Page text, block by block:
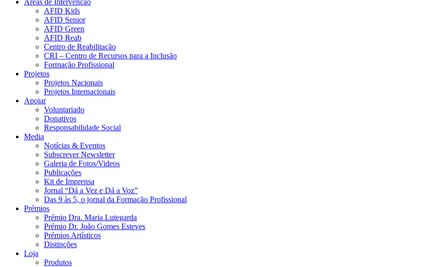
Áreas de Intervenção
AFID Kids
AFID Senior
AFID Green
AFID Reab
Centro de Reabilitação
CRI – Centro de Recursos para a Inclusão
Formação Profissional
Projetos
Projetos Nacionais
Projetos Internacionais
Apoiar
Voluntariado
Donativos
Responsabilidade Social
Media
Notícias & Eventos
Subscrever Newsletter
Galeria de Fotos/Videos
Publicações
Kit de Imprensa
Jornal “Dá a Vez e Dá a Voz”
Das 9 às 5, o jornal da Formação Profissional
Prémios
Prémio Dra. Maria Lutegarda
Prémio Dr. João Gomes Esteves
Prémios Artísticos
Distinções
Loja
Produtos